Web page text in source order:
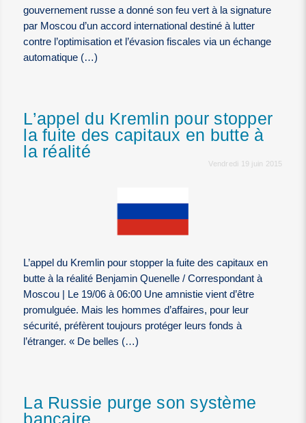
gouvernement russe a donné son feu vert à la signature
par Moscou d’un accord international destiné à lutter
contre l’optimisation et l’évasion fiscales via un échange
automatique (…)
L’appel du Kremlin pour stopper
la fuite des capitaux en butte à
la réalité
Vendredi 19 juin 2015
L’appel du Kremlin pour stopper la fuite des capitaux en
butte à la réalité Benjamin Quenelle / Correspondant à
Moscou | Le 19/06 à 06:00 Une amnistie vient d’être
promulguée. Mais les hommes d’affaires, pour leur
sécurité, préfèrent toujours protéger leurs fonds à
l’étranger. « De belles (…)
La Russie purge son système
bancaire